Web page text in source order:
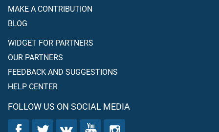
MAKE A CONTRIBUTION
BLOG
WIDGET FOR PARTNERS
OUR PARTNERS
FEEDBACK AND SUGGESTIONS
HELP CENTER
FOLLOW US ON SOCIAL MEDIA